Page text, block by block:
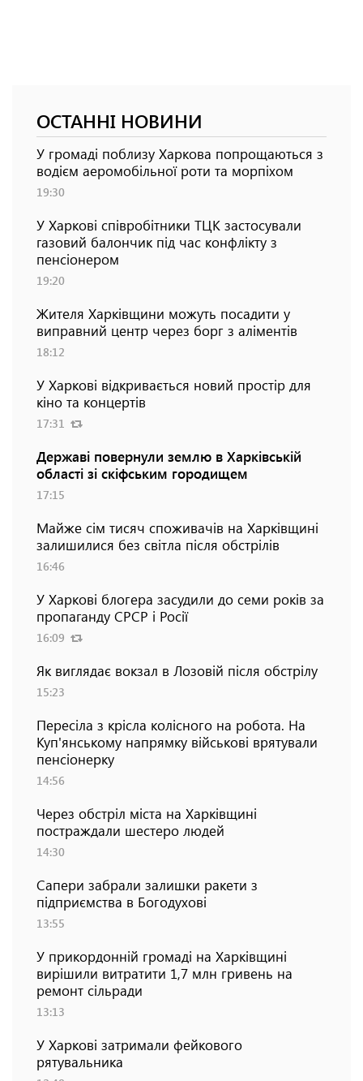
ОСТАННІ НОВИНИ
У громаді поблизу Харкова попрощаються з
водієм аеромобільної роти та морпіхом
19:30
У Харкові співробітники ТЦК застосували
газовий балончик під час конфлікту з
пенсіонером
19:20
Жителя Харківщини можуть посадити у
виправний центр через борг з аліментів
18:12
У Харкові відкривається новий простір для
кіно та концертів
17:31
Державі повернули землю в Харківській
області зі скіфським городищем
17:15
Майже сім тисяч споживачів на Харківщині
залишилися без світла після обстрілів
16:46
У Харкові блогера засудили до семи років за
пропаганду СРСР і Росії
16:09
Як виглядає вокзал в Лозовій після обстрілу
15:23
Пересіла з крісла колісного на робота. На
Куп'янському напрямку військові врятували
пенсіонерку
14:56
Через обстріл міста на Харківщині
постраждали шестеро людей
14:30
Сапери забрали залишки ракети з
підприємства в Богодухові
13:55
У прикордонній громаді на Харківщині
вирішили витратити 1,7 млн гривень на
ремонт сільради
13:13
У Харкові затримали фейкового
рятувальника